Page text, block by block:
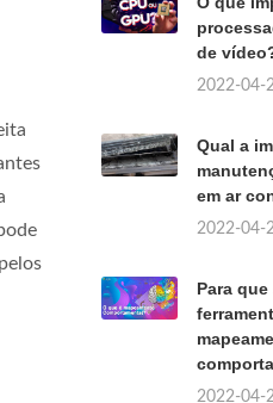
de
2022-04-
Qual a
em ar
2022-04-
Para
2022-04-